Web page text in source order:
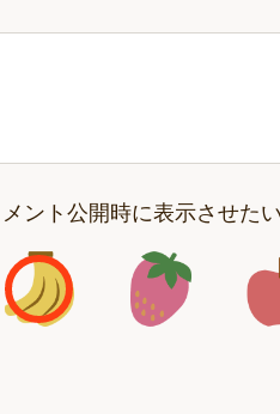
ント公開時に表示させた
アイコン1 アイコ